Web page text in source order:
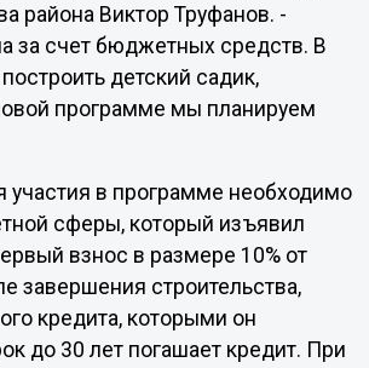
района Виктор Труфанов. -
за счет бюджетных средств. В
детский садик,
программе мы планируем
участия в программе необходимо
сферы, который изъявил
взнос в размере 10% от
завершения строительства,
кредита, которыми он
до 30 лет погашает кредит. При